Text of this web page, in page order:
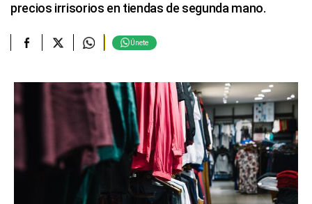
precios irrisorios en tiendas de segunda mano.
Únete